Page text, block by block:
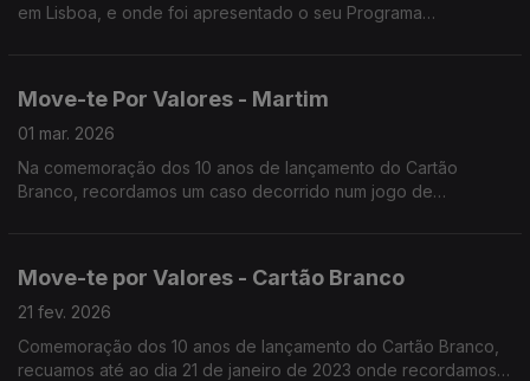
em Lisboa, e onde foi apresentado o seu Programa
Move-te Por Valores - Martim
01 mar. 2026
Na comemoração dos 10 anos de lançamento do Cartão
Branco, recordamos um caso decorrido num jogo de
Move-te por Valores - Cartão Branco
21 fev. 2026
Comemoração dos 10 anos de lançamento do Cartão Branco,
recuamos até ao dia 21 de janeiro de 2023 onde recordamos